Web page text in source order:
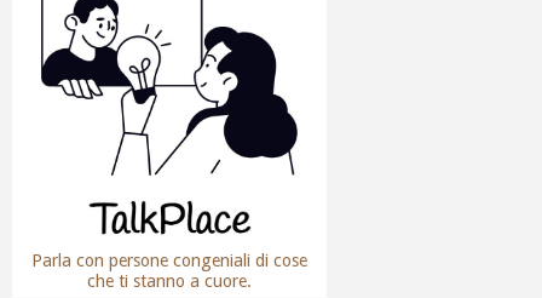
Parla con persone congeniali di cose
che ti stanno a cuore.